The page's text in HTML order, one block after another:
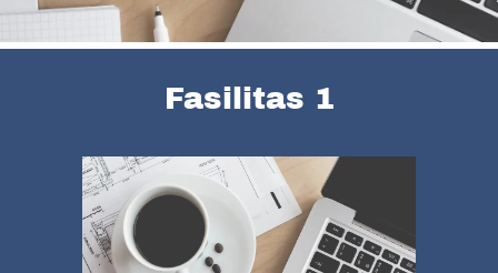
Fasilitas 1